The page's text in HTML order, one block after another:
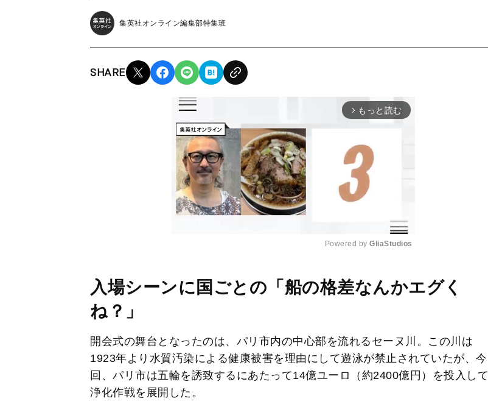
集英社オンライン編集部特集班
SHARE
arrow_forward_ios もっと読む
u
Powered by GliaStudios
入場シーンに国ごとの「船の格差なんかエグく
ね？」
開会式の舞台となったのは、パリ市内の中心部を流れるセーヌ川。この川は
1923年より水質汚染による健康被害を理由にして遊泳が禁止されていたが、今
回、パリ市は五輪を誘致するにあたって14億ユーロ（約2400億円）を投入して
浄化作戦を展開した。